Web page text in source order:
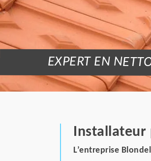
EXPERT EN
Installateur
L’entreprise